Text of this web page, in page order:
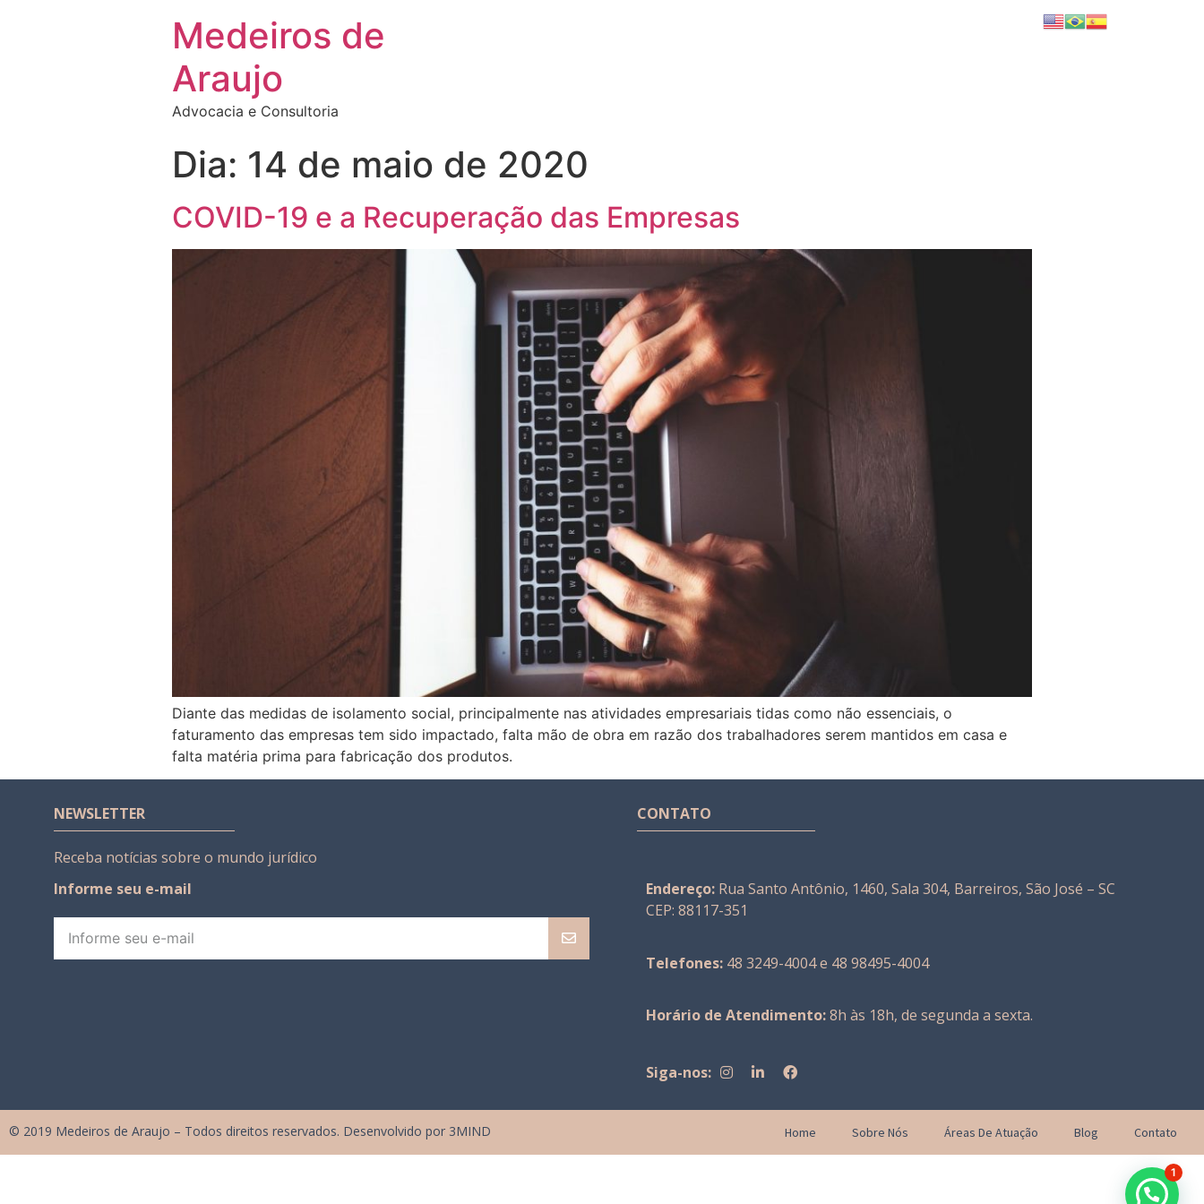
Medeiros de
Araujo
Advocacia e Consultoria
Dia: 14 de maio de 2020
COVID-19 e a Recuperação das Empresas
Diante das medidas de isolamento social, principalmente nas atividades empresariais tidas como não essenciais, o
faturamento das empresas tem sido impactado, falta mão de obra em razão dos trabalhadores serem mantidos em casa e
falta matéria prima para fabricação dos produtos.
NEWSLETTER
Receba notícias sobre o mundo jurídico
Informe seu e-mail
CONTATO
Endereço: Rua Santo Antônio, 1460, Sala 304, Barreiros, São José – SC
CEP: 88117-351
Telefones: 48 3249-4004 e 48 98495-4004
Horário de Atendimento:8h às 18h, de segunda a sexta.
Siga-nos:
© 2019 Medeiros de Araujo – Todos direitos reservados. Desenvolvido por 3MIND Home Sobre Nós Áreas De Atuação Blog Contato
1